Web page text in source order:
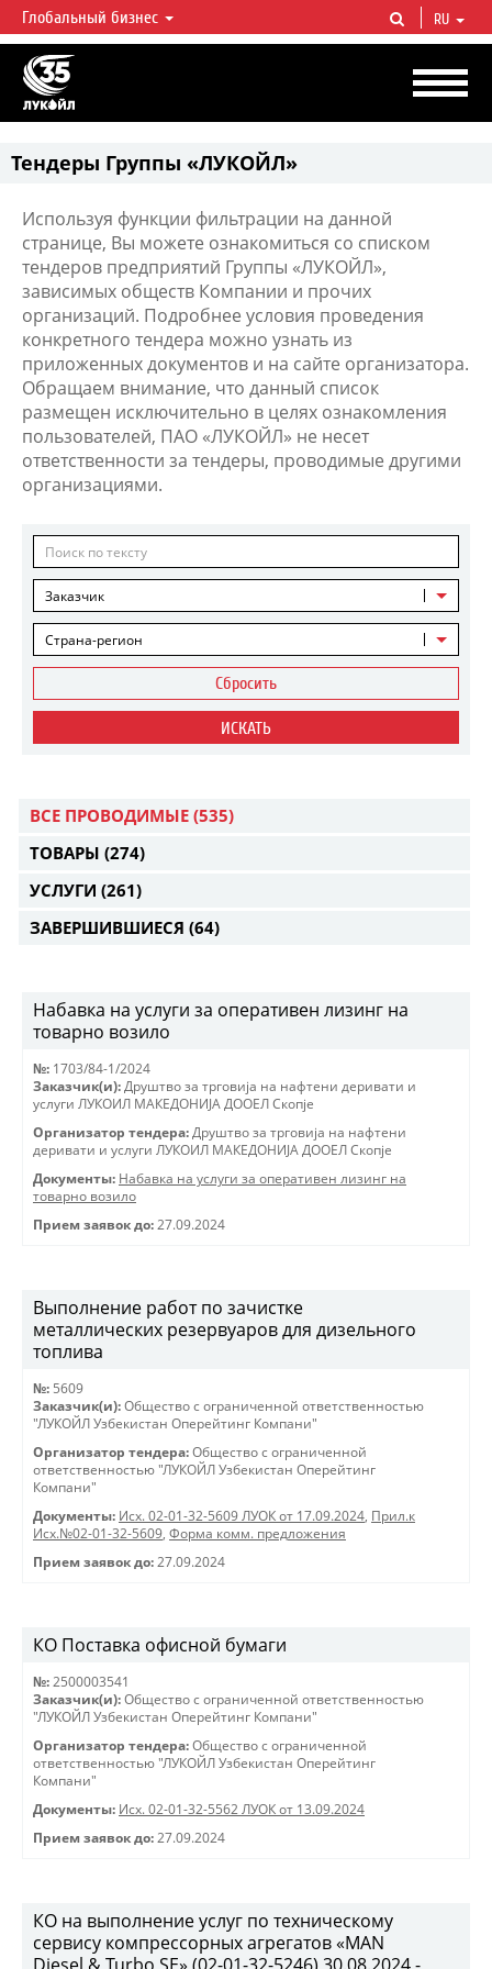
ЛУКОЙЛ СЕГОДНЯ
ЛУКОЙЛ — одна из крупнейших вертикально интегрированных
нефтегазовых компаний в мире, на долю которой приходится более 2%
мировой добычи нефти и около 1% доказанных запасов углеводородов.
Глобальный бизнес RU
Тендеры Группы «ЛУКОЙЛ»
Используя функции фильтрации на данной
странице, Вы можете ознакомиться со списком
тендеров предприятий Группы «ЛУКОЙЛ»,
зависимых обществ Компании и прочих
организаций. Подробнее условия проведения
конкретного тендера можно узнать из
приложенных документов и на сайте организатора.
Обращаем внимание, что данный список
размещен исключительно в целях ознакомления
пользователей, ПАО «ЛУКОЙЛ» не несет
ответственности за тендеры, проводимые другими
организациями.
Заказчик
Страна-регион
Сбросить
ИСКАТЬ
ВСЕ ПРОВОДИМЫЕ (535)
ТОВАРЫ (274)
УСЛУГИ (261)
ЗАВЕРШИВШИЕСЯ (64)
Набавка на услуги за оперативен лизинг на
товарно возило
№: 1703/84-1/2024
Заказчик(и): Друштво за трговиjа на нафтени деривати и
услуги ЛУКОИЛ МАКЕДОНИJА ДООЕЛ Скопjе
Организатор тендера: Друштво за трговиjа на нафтени
деривати и услуги ЛУКОИЛ МАКЕДОНИJА ДООЕЛ Скопjе
Документы: Набавка на услуги за оперативен лизинг на
товарно возило
Прием заявок до: 27.09.2024
Выполнение работ по зачистке
металлических резервуаров для дизельного
топлива
№: 5609
Заказчик(и): Общество с ограниченной ответственностью
"ЛУКОЙЛ Узбекистан Оперейтинг Компани"
Организатор тендера: Общество с ограниченной
ответственностью "ЛУКОЙЛ Узбекистан Оперейтинг
Компани"
Документы: Исх. 02-01-32-5609 ЛУОК от 17.09.2024, Прил.к
Исх.№02-01-32-5609, Форма комм. предложения
Прием заявок до: 27.09.2024
КО Поставка офисной бумаги
№: 2500003541
Заказчик(и): Общество с ограниченной ответственностью
"ЛУКОЙЛ Узбекистан Оперейтинг Компани"
Организатор тендера: Общество с ограниченной
ответственностью "ЛУКОЙЛ Узбекистан Оперейтинг
Компани"
Документы: Исх. 02-01-32-5562 ЛУОК от 13.09.2024
Прием заявок до: 27.09.2024
КО на выполнение услуг по техническому
сервису компрессорных агрегатов «MAN